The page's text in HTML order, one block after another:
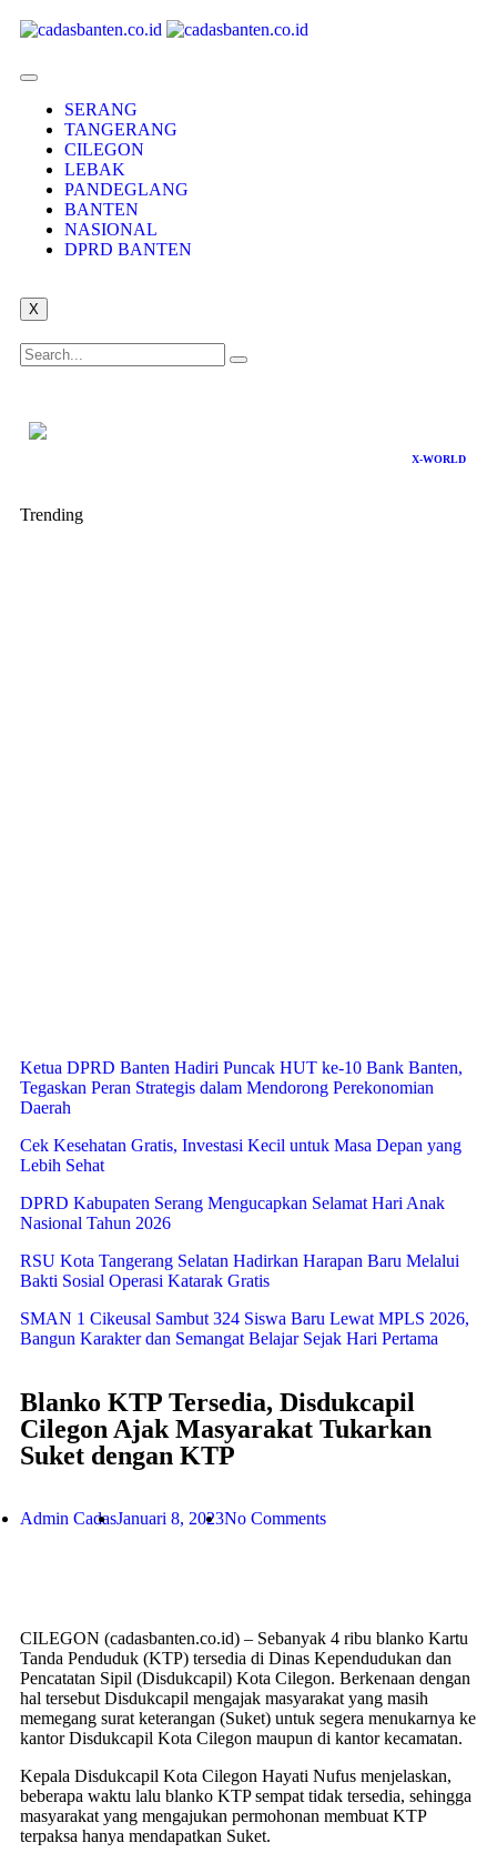
SERANG
TANGERANG
CILEGON
LEBAK
PANDEGLANG
BANTEN
NASIONAL
DPRD BANTEN
X
X-WORLD
Trending
Ketua DPRD Banten Hadiri Puncak HUT ke-10 Bank Banten,
Tegaskan Peran Strategis dalam Mendorong Perekonomian
Daerah
Cek Kesehatan Gratis, Investasi Kecil untuk Masa Depan yang
Lebih Sehat
DPRD Kabupaten Serang Mengucapkan Selamat Hari Anak
Nasional Tahun 2026
RSU Kota Tangerang Selatan Hadirkan Harapan Baru Melalui
Bakti Sosial Operasi Katarak Gratis
SMAN 1 Cikeusal Sambut 324 Siswa Baru Lewat MPLS 2026,
Bangun Karakter dan Semangat Belajar Sejak Hari Pertama
Blanko KTP Tersedia, Disdukcapil
Cilegon Ajak Masyarakat Tukarkan
Suket dengan KTP
Admin CadasJanuari 8, 2023No Comments
CILEGON (cadasbanten.co.id) – Sebanyak 4 ribu blanko Kartu
Tanda Penduduk (KTP) tersedia di Dinas Kependudukan dan
Pencatatan Sipil (Disdukcapil) Kota Cilegon. Berkenaan dengan
hal tersebut Disdukcapil mengajak masyarakat yang masih
memegang surat keterangan (Suket) untuk segera menukarnya ke
kantor Disdukcapil Kota Cilegon maupun di kantor kecamatan.
Kepala Disdukcapil Kota Cilegon Hayati Nufus menjelaskan,
beberapa waktu lalu blanko KTP sempat tidak tersedia, sehingga
masyarakat yang mengajukan permohonan membuat KTP
terpaksa hanya mendapatkan Suket.